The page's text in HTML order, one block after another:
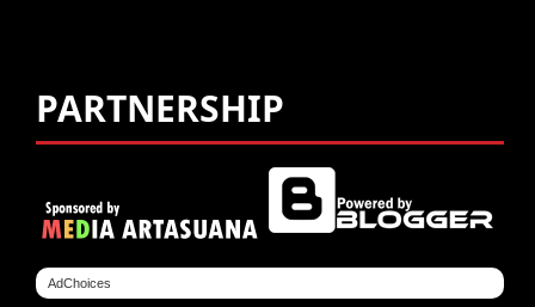
PARTNERSHIP
AdChoices